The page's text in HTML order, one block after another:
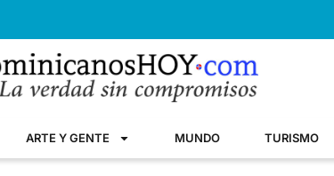
ARTE Y GENTE MUNDO TURISMO